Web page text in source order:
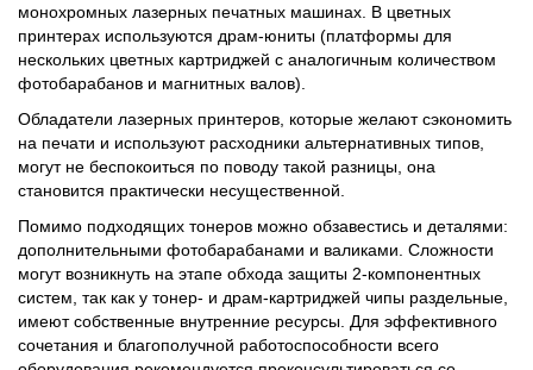
монохромных лазерных печатных машинах. В цветных
принтерах используются драм-юниты (платформы для
нескольких цветных картриджей с аналогичным количеством
фотобарабанов и магнитных валов).
Обладатели лазерных принтеров, которые желают сэкономить
на печати и используют расходники альтернативных типов,
могут не беспокоиться по поводу такой разницы, она
становится практически несущественной.
Помимо подходящих тонеров можно обзавестись и деталями:
дополнительными фотобарабанами и валиками. Сложности
могут возникнуть на этапе обхода защиты 2-компонентных
систем, так как у тонер- и драм-картриджей чипы раздельные,
имеют собственные внутренние ресурсы. Для эффективного
сочетания и благополучной работоспособности всего